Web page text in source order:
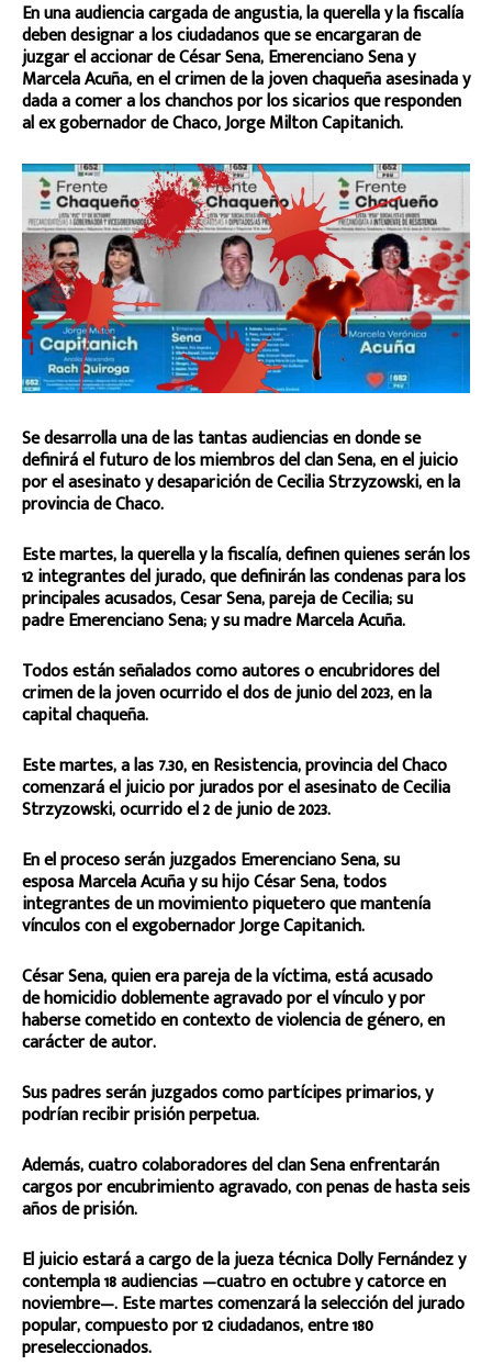
En una audiencia cargada de angustia, la querella y la fiscalía
deben designar a los ciudadanos que se encargaran de
juzgar el accionar de César Sena, Emerenciano Sena y
Marcela Acuña, en el crimen de la joven chaqueña asesinada y
dada a comer a los chanchos por los sicarios que responden
al ex gobernador de Chaco, Jorge Milton Capitanich.
Se desarrolla una de las tantas audiencias en donde se
definirá el futuro de los miembros del clan Sena, en el juicio
por el asesinato y desaparición de Cecilia Strzyzowski, en la
provincia de Chaco.
Este martes, la querella y la fiscalía, definen quienes serán los
12 integrantes del jurado, que definirán las condenas para los
principales acusados, Cesar Sena, pareja de Cecilia; su
padre Emerenciano Sena; y su madre Marcela Acuña.
Todos están señalados como autores o encubridores del
crimen de la joven ocurrido el dos de junio del 2023, en la
capital chaqueña.
Este martes, a las 7.30, en Resistencia, provincia del Chaco
comenzará el juicio por jurados por el asesinato de Cecilia
Strzyzowski, ocurrido el 2 de junio de 2023.
En el proceso serán juzgados Emerenciano Sena, su
esposa Marcela Acuña y su hijo César Sena, todos
integrantes de un movimiento piquetero que mantenía
vínculos con el exgobernador Jorge Capitanich.
César Sena, quien era pareja de la víctima, está acusado
de homicidio doblemente agravado por el vínculo y por
haberse cometido en contexto de violencia de género, en
carácter de autor.
Sus padres serán juzgados como partícipes primarios, y
podrían recibir prisión perpetua.
Además, cuatro colaboradores del clan Sena enfrentarán
cargos por encubrimiento agravado, con penas de hasta seis
años de prisión.
El juicio estará a cargo de la jueza técnica Dolly Fernández y
contempla 18 audiencias —cuatro en octubre y catorce en
noviembre—. Este martes comenzará la selección del jurado
popular, compuesto por 12 ciudadanos, entre 180
preseleccionados.